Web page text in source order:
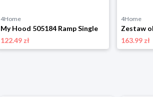
4Home
My Hood 505184 Ramp Single
122.49 zł
4Home
163.99 zł